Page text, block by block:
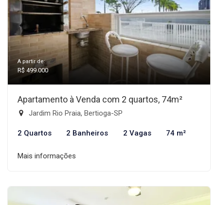
A partir de:
R$ 499.000
Apartamento à Venda com 2 quartos, 74m²
Jardim Rio Praia, Bertioga-SP
2 Quartos 2 Banheiros 2 Vagas 74 m²
Mais informações